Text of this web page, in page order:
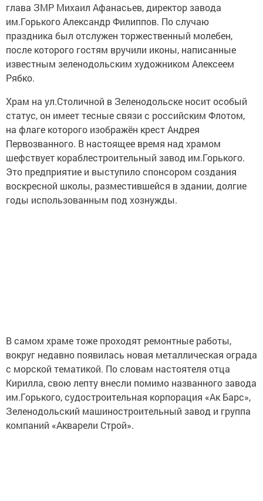
глава ЗМР Михаил Афанасьев, директор завода
им.Горького Александр Филиппов. По случаю
праздника был отслужен торжественный молебен,
после которого гостям вручили иконы, написанные
известным зеленодольским художником Алексеем
Рябко.
Храм на ул.Столичной в Зеленодольске носит особый
статус, он имеет тесные связи с российским Флотом,
на флаге которого изображён крест Андрея
Первозванного. В настоящее время над храмом
шефствует кораблестроительный завод им.Горького.
Это предприятие и выступило спонсором создания
воскресной школы, разместившейся в здании, долгие
годы использованным под хознужды.
В самом храме тоже проходят ремонтные работы,
вокруг недавно появилась новая металлическая ограда
с морской тематикой. По словам настоятеля отца
Кирилла, свою лепту внесли помимо названного завода
им.Горького, судостроительная корпорация «Ак Барс»,
Зеленодольский машиностроительный завод и группа
компаний «Акварели Строй».